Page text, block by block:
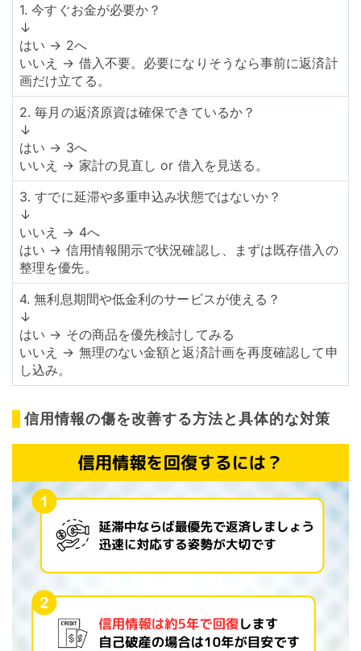
1. 今すぐお金が必要か？
↓
はい → 2へ
いいえ → 借入不要。必要になりそうなら事前に返済計
画だけ立てる。
2. 毎月の返済原資は確保できているか？
↓
はい → 3へ
いいえ → 家計の見直し or 借入を見送る。
3. すでに延滞や多重申込み状態ではないか？
↓
いいえ → 4へ
はい → 信用情報開示で状況確認し、まずは既存借入の
整理を優先。
4. 無利息期間や低金利のサービスが使える？
↓
はい → その商品を優先検討してみる
いいえ → 無理のない金額と返済計画を再度確認して申
し込み。
信用情報の傷を改善する方法と具体的な対策